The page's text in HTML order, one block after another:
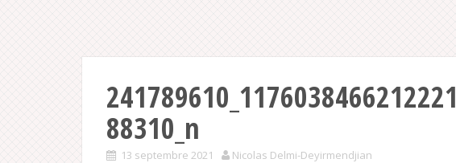
88310_n
13 septembre 2021 Nicolas Delmi-Deyirmendjian